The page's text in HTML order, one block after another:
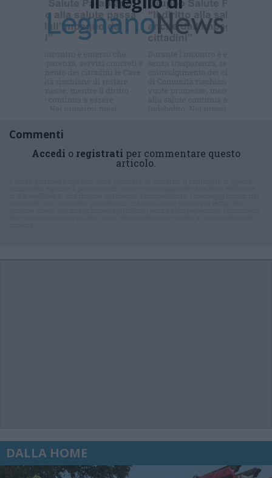
Commenti
Accedi o registrati per commentare questo
articolo.
DALLA HOME